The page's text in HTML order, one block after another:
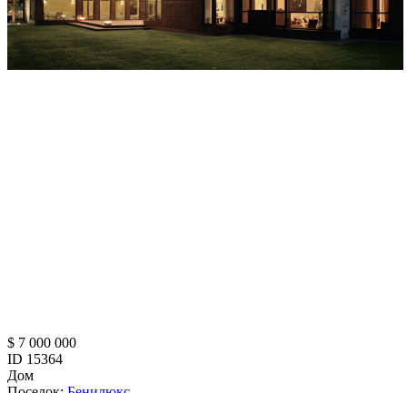
$ 7 000 000
ID 15364
Дом